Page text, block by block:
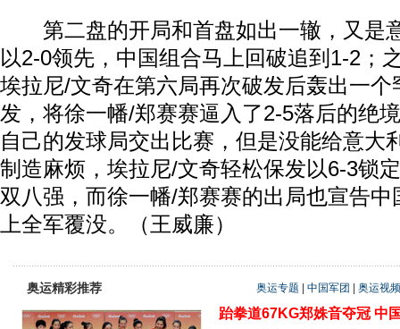
第二盘的开局和首盘如出一辙，又是
以2-0领先，中国组合马上回破追到1-2；
埃拉尼/文奇在第六局再次破发后轰出一个
发，将徐一幡/郑赛赛逼入了2-5落后的绝
自己的发球局交出比赛，但是没能给意大
制造麻烦，埃拉尼/文奇轻松保发以6-3锁
双八强，而徐一幡/郑赛赛的出局也宣告
上全军覆没。（王威廉）
奥运精彩推荐 奥运专题 中国军团 奥运视频
跆拳道67KG郑姝音夺冠 中